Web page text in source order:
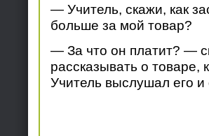
— Учитель, скажи, как
больше за мой товар?
— За что он платит? —
рассказывать о товаре,
Учитель выслушал его и